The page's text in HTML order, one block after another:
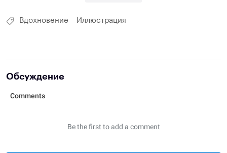
Вдохновение Иллюстрация
Обсуждение